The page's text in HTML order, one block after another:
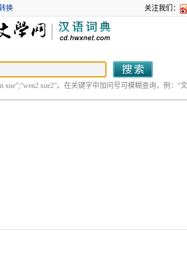
换 关注我们：
xue2”。在关键字中加问号可模糊查询，例：“文